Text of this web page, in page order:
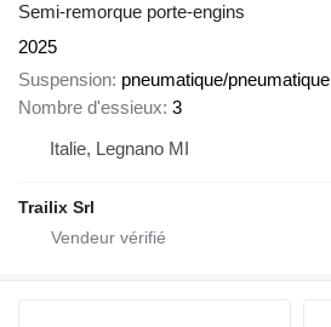
Semi-remorque porte-engins
2025
Suspension pneumatique/pneumatique
Nombre d'essieux 3
Italie, Legnano MI
Trailix Srl